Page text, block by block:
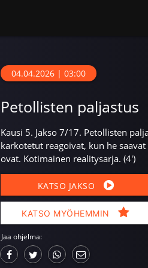
04.04.2026 | 03:00
Petollisten paljastus
Kausi 5. Jakso 7/17. Petollisten
karkotetut reagoivat, kun he
ovat. Kotimainen realitysarja. (4')
KATSO JAKSO
KATSO MYÖHEMMIN
Jaa ohjelma: